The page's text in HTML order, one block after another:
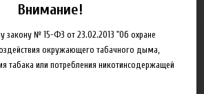
Внимание!
закону № 15-ФЗ от 23.02.2013 "Об охране
окружающего табачного дыма,
табака или потребления никотинсодержащей